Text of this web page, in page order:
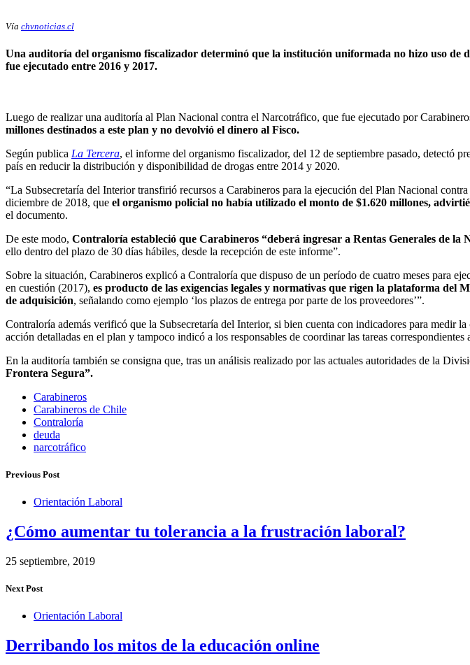
Vía chvnoticias.cl
Una auditoría del organismo fiscalizador determinó que la institución uniformada no hizo uso
fue ejecutado entre 2016 y 2017.
Luego de realizar una auditoría al Plan Nacional contra el Narcotráfico, que fue ejecutado por
millones destinados a este plan y no devolvió el dinero al Fisco.
Según publica La Tercera, el informe del organismo fiscalizador, del 12 de septiembre pasado, detectó
país en reducir la distribución y disponibilidad de drogas entre 2014 y 2020.
“La Subsecretaría del Interior transfirió recursos a Carabineros para la ejecución del Plan Nacional
diciembre de 2018, que el organismo policial no había utilizado el monto de $1.620 millones,
el documento.
De este modo, Contraloría estableció que Carabineros “deberá ingresar a Rentas Generales de la
ello dentro del plazo de 30 días hábiles, desde la recepción de este informe”.
Sobre la situación, Carabineros explicó a Contraloría que dispuso de un período de cuatro meses para
en cuestión (2017), es producto de las exigencias legales y normativas que rigen la plataforma del
de adquisición, señalando como ejemplo ‘los plazos de entrega por parte de los proveedores’”.
Contraloría además verificó que la Subsecretaría del Interior, si bien cuenta con indicadores para medir
acción detalladas en el plan y tampoco indicó a los responsables de coordinar las tareas correspondientes
En la auditoría también se consigna que, tras un análisis realizado por las actuales autoridades de la
Frontera Segura”.
Carabineros
Carabineros de Chile
Contraloría
deuda
narcotráfico
Previous Post
Orientación Laboral
¿Cómo aumentar tu tolerancia a la frustración laboral?
25 septiembre, 2019
Next Post
Orientación Laboral
Derribando los mitos de la educación online